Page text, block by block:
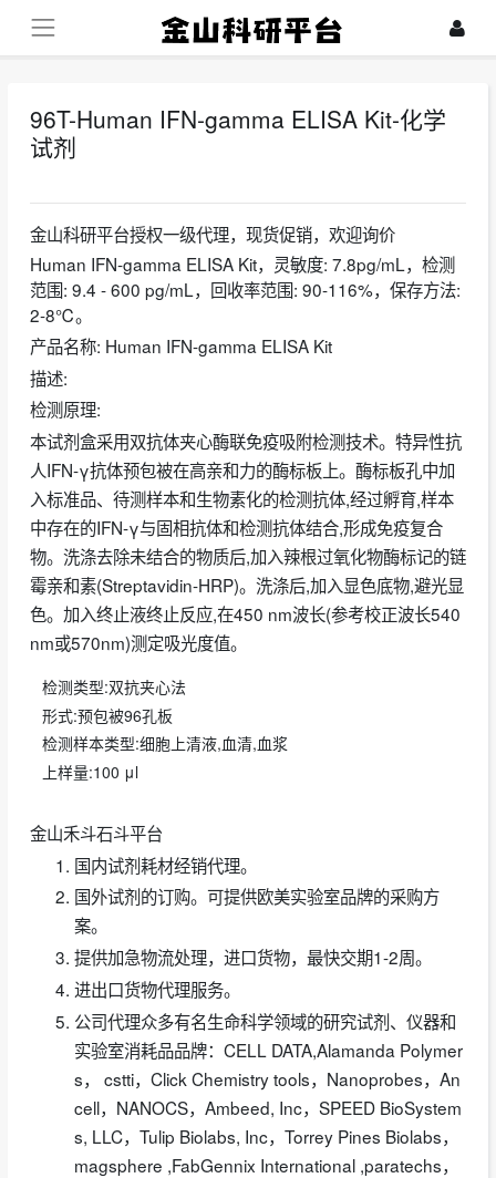
96T-Human IFN-gamma ELISA Kit-化学
试剂
金山科研平台授权一级代理，现货促销，欢迎询价
Human IFN-gamma ELISA Kit，灵敏度: 7.8pg/mL，检测
范围: 9.4 - 600 pg/mL，回收率范围: 90-116%，保存方法:
2-8℃。
产品名称: Human IFN-gamma ELISA Kit
描述:
检测原理:
本试剂盒采用双抗体夹心酶联免疫吸附检测技术。特异性抗
人IFN-γ抗体预包被在高亲和力的酶标板上。酶标板孔中加
入标准品、待测样本和生物素化的检测抗体,经过孵育,样本
中存在的IFN-γ与固相抗体和检测抗体结合,形成免疫复合
物。洗涤去除未结合的物质后,加入辣根过氧化物酶标记的链
霉亲和素(Streptavidin-HRP)。洗涤后,加入显色底物,避光显
色。加入终止液终止反应,在450 nm波长(参考校正波长540
nm或570nm)测定吸光度值。
检测类型:双抗夹心法
形式:预包被96孔板
检测样本类型:细胞上清液,血清,血浆
上样量:100 μl
金山禾斗石斗平台
国内试剂耗材经销代理。
国外试剂的订购。可提供欧美实验室品牌的采购方
案。
提供加急物流处理，进口货物，最快交期1-2周。
进出口货物代理服务。
公司代理众多有名生命科学领域的研究试剂、仪器和
实验室消耗品品牌：CELL DATA,Alamanda Polymer
s， cstti，Click Chemistry tools，Nanoprobes，An
cell，NANOCS，Ambeed, Inc，SPEED BioSystem
s, LLC，Tulip Biolabs, Inc，Torrey Pines Biolabs，
magsphere ,FabGennix International ,paratechs，